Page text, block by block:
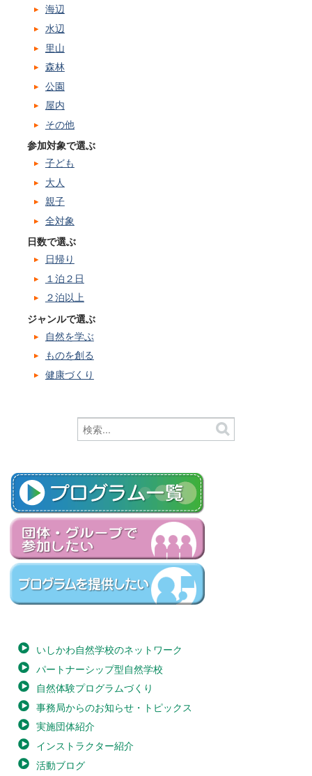
海辺
水辺
里山
森林
公園
屋内
その他
参加対象で選ぶ
子ども
大人
親子
全対象
日数で選ぶ
日帰り
１泊２日
２泊以上
ジャンルで選ぶ
自然を学ぶ
ものを創る
健康づくり
いしかわ自然学校のネットワーク
パートナーシップ型自然学校
自然体験プログラムづくり
事務局からのお知らせ・トピックス
実施団体紹介
インストラクター紹介
活動ブログ